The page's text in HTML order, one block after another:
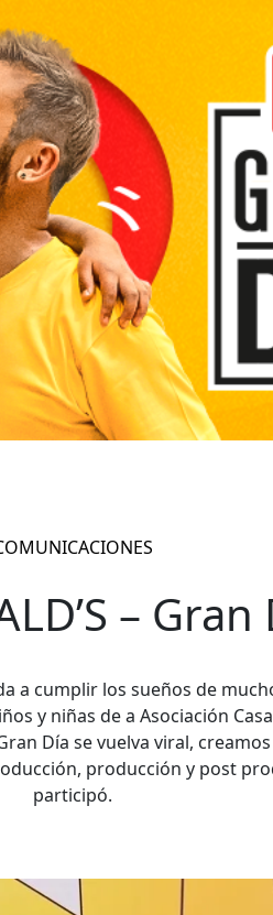
– Gran
a cumplir los sueños de
y niñas de a Asociación
Día se vuelva viral,
producción y post
participó.